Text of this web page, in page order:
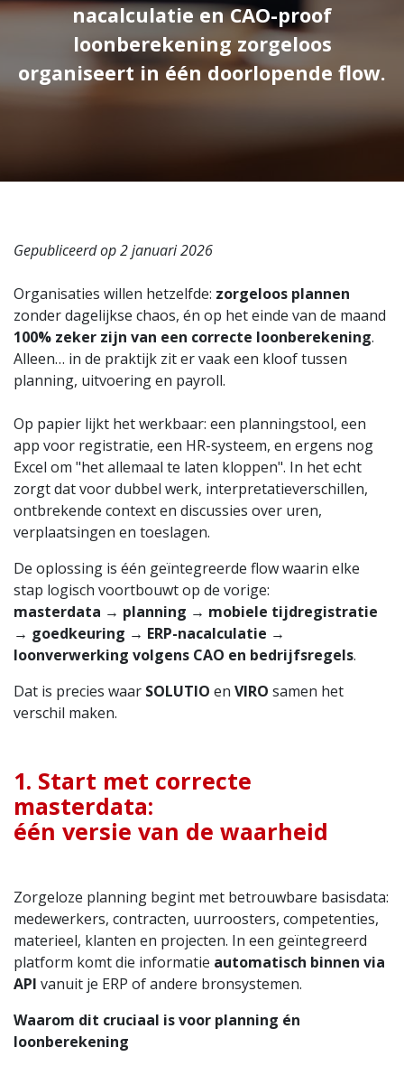
nacalculatie en CAO-proof
loonberekening zorgeloos
organiseert in één doorlopende flow.
Gepubliceerd op 2 januari 2026
Organisaties willen hetzelfde: zorgeloos plannen
zonder dagelijkse chaos, én op het einde van de maand
100% zeker zijn van een correcte loonberekening.
Alleen… in de praktijk zit er vaak een kloof tussen
planning, uitvoering en payroll.
Op papier lijkt het werkbaar: een planningstool, een
app voor registratie, een HR-systeem, en ergens nog
Excel om "het allemaal te laten kloppen". In het echt
zorgt dat voor dubbel werk, interpretatieverschillen,
ontbrekende context en discussies over uren,
verplaatsingen en toeslagen.
De oplossing is één geïntegreerde flow waarin elke
stap logisch voortbouwt op de vorige:
masterdata → planning → mobiele tijdregistratie
→ goedkeuring → ERP-nacalculatie →
loonverwerking volgens CAO en bedrijfsregels.
Dat is precies waar SOLUTIO en VIRO samen het
verschil maken.
1. Start met correcte
masterdata:
één versie van de waarheid
Zorgeloze planning begint met betrouwbare basisdata:
medewerkers, contracten, uurroosters, competenties,
materieel, klanten en projecten. In een geïntegreerd
platform komt die informatie automatisch binnen via
API vanuit je ERP of andere bronsystemen.
Waarom dit cruciaal is voor planning én
loonberekening